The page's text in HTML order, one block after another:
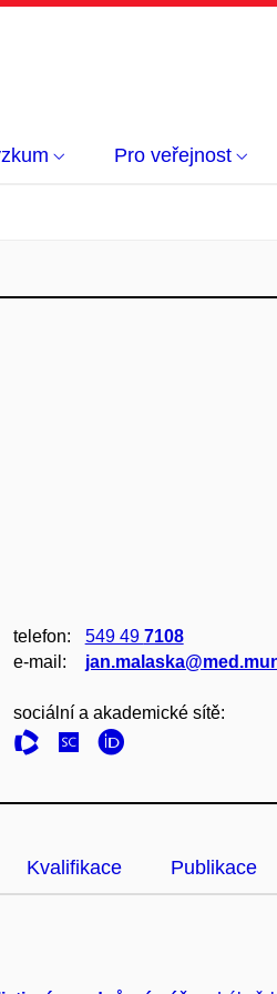
Pro veřejnost
telefon: 549 49 7108
e‑mail:
sociální a akademické sítě:
Kvalifikace Publikace